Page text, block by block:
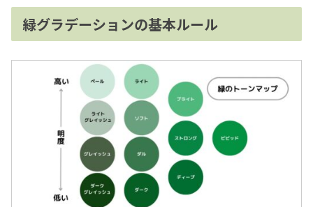
緑グラデーションの基本ルール